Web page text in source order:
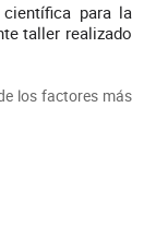
para la
taller realizado
los factores más